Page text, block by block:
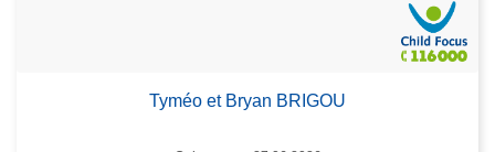
Tyméo et Bryan BRIGOU